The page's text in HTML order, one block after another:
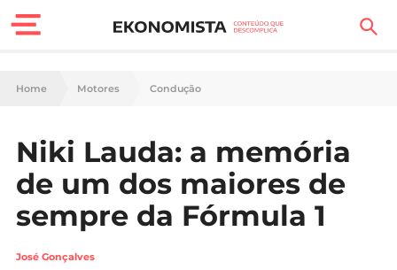
Finanças Pessoais
Carreira
Casa
Lifestyle
Home Motores Condução
Niki Lauda: a memória
de um dos maiores de
sempre da Fórmula 1
José Gonçalves